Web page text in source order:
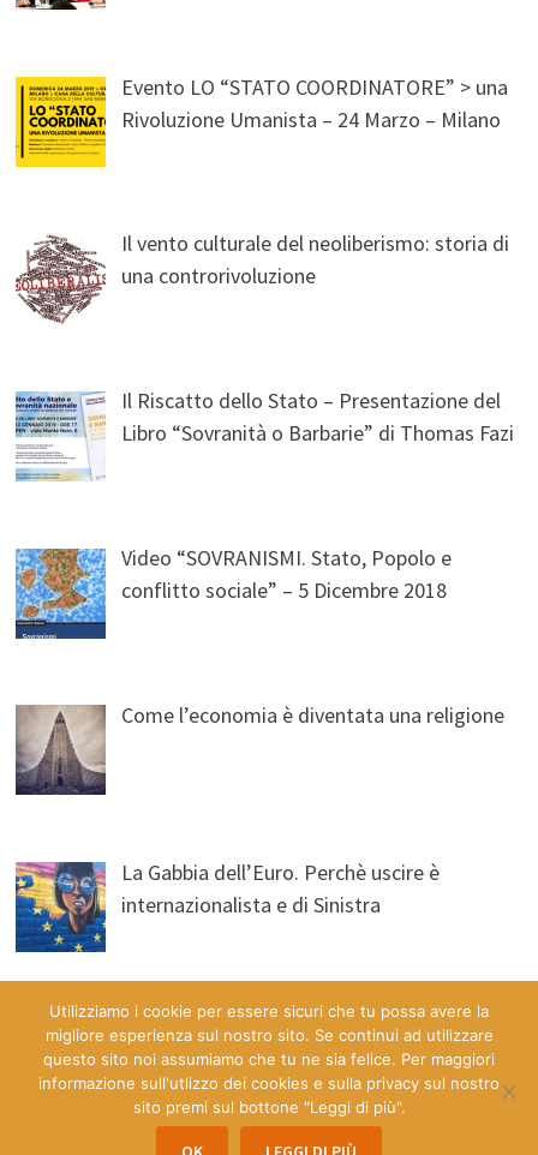
Evento LO “STATO COORDINATORE” > una
Rivoluzione Umanista – 24 Marzo – Milano
Il vento culturale del neoliberismo: storia di
una controrivoluzione
Il Riscatto dello Stato – Presentazione del
Libro “Sovranità o Barbarie” di Thomas Fazi
Video “SOVRANISMI. Stato, Popolo e
conflitto sociale” – 5 Dicembre 2018
Come l’economia è diventata una religione
La Gabbia dell’Euro. Perchè uscire è
internazionalista e di Sinistra
Copyright © 2026Economia & Democrazia a Misura d'Uomo
Utilizziamo i cookie per essere sicuri che tu possa avere la
migliore esperienza sul nostro sito. Se continui ad utilizzare
questo sito noi assumiamo che tu ne sia felice. Per maggiori
informazione sull'utlizzo dei cookies e sulla privacy sul nostro
sito premi sul bottone "Leggi di più".